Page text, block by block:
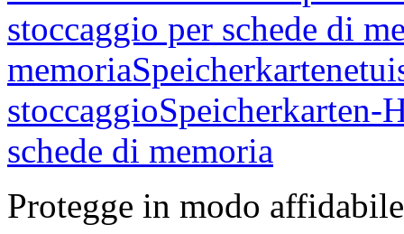
Protegge in modo